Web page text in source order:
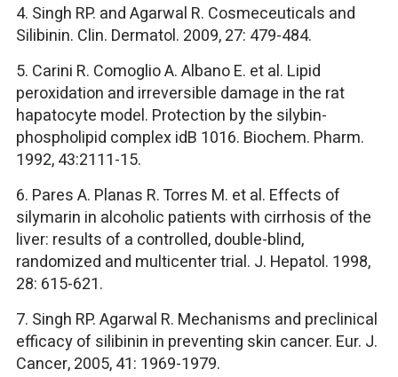
4. Singh RP. and Agarwal R. Cosmeceuticals and
Silibinin. Clin. Dermatol. 2009, 27: 479-484.
5. Carini R. Comoglio A. Albano E. et al. Lipid
peroxidation and irreversible damage in the rat
hapatocyte model. Protection by the silybin-
phospholipid complex idB 1016. Biochem. Pharm.
1992, 43:2111-15.
6. Pares A. Planas R. Torres M. et al. Effects of
silymarin in alcoholic patients with cirrhosis of the
liver: results of a controlled, double-blind,
randomized and multicenter trial. J. Hepatol. 1998,
28: 615-621.
7. Singh RP. Agarwal R. Mechanisms and preclinical
efficacy of silibinin in preventing skin cancer. Eur. J.
Cancer, 2005, 41: 1969-1979.